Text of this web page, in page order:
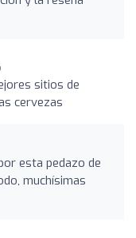
sitios de
cervezas
esta pedazo de
muchísimas